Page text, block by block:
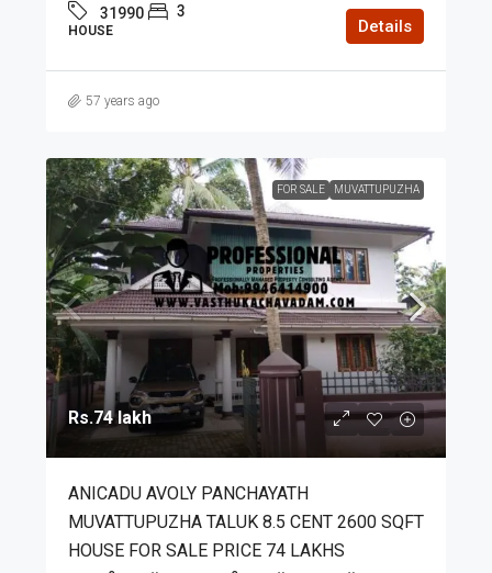
31990 3
HOUSE Details
57 years ago
FOR SALE MUVATTUPUZHA
Rs.74 lakh
ANICADU AVOLY PANCHAYATH
MUVATTUPUZHA TALUK 8.5 CENT 2600 SQFT
HOUSE FOR SALE PRICE 74 LAKHS